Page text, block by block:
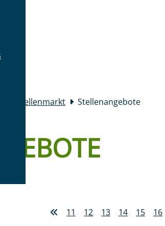
Stellenmarkt Stellenangebote
11 12 13 14 15 16